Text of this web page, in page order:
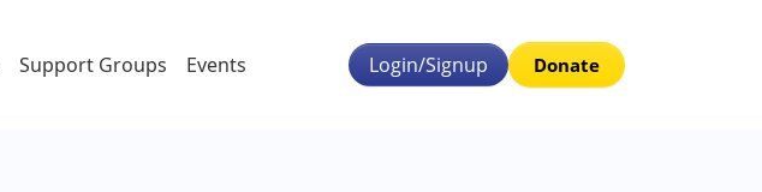
Support Groups Events Login/Signup Donate